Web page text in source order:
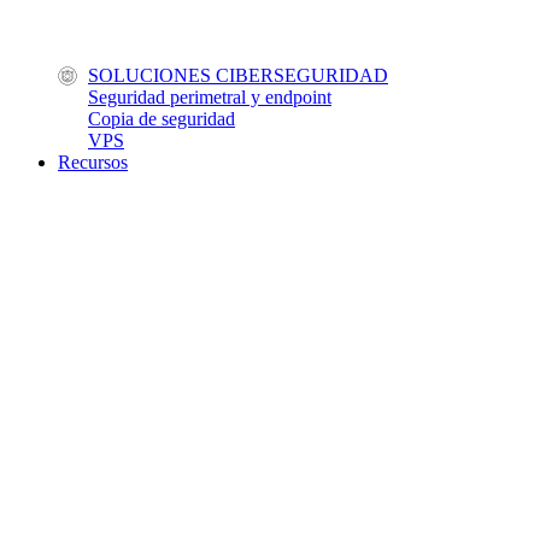
SOLUCIONES CIBERSEGURIDAD
Seguridad perimetral y endpoint
Copia de seguridad
VPS
Recursos